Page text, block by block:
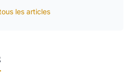
les articles